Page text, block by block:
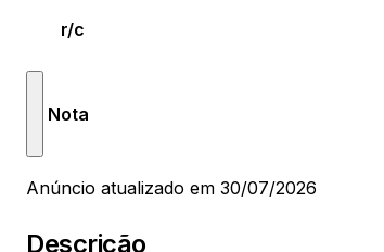
r/c
Nota
Anúncio atualizado em 30/07/2026
Descrição